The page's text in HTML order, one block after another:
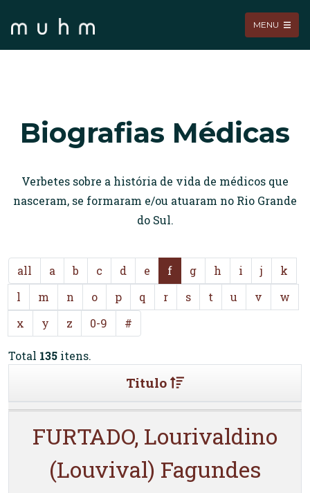
MENU
Biografias Médicas
Verbetes sobre a história de vida de médicos que
nasceram, se formaram e/ou atuaram no Rio Grande
do Sul.
all a b c d e f g h i j
k
l
m n o p q r s t u v
w
x
y z 0-9 #
Total 135 itens.
Titulo
FURTADO, Lourivaldino
(Louvival) Fagundes